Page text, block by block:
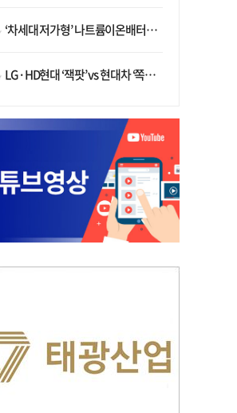
‘차세대 저가형’ 나트륨이온배터리 시대 오나…LG화학·에코프로, 상용화 속도낸다
LG·HD현대 ‘잭팟’ vs 현대차 ‘쪽박’…글로벌 사모펀드, 韓 대기업 투자 ‘희비’